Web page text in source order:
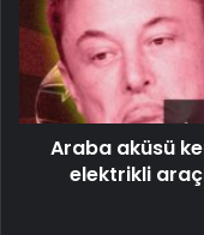
Araba aküsü
elektrikli